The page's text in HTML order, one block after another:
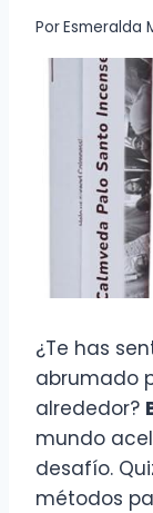
PorEsmeralda
¿Te has
abrumado
alrededor?
mundo
desafío.
métodos